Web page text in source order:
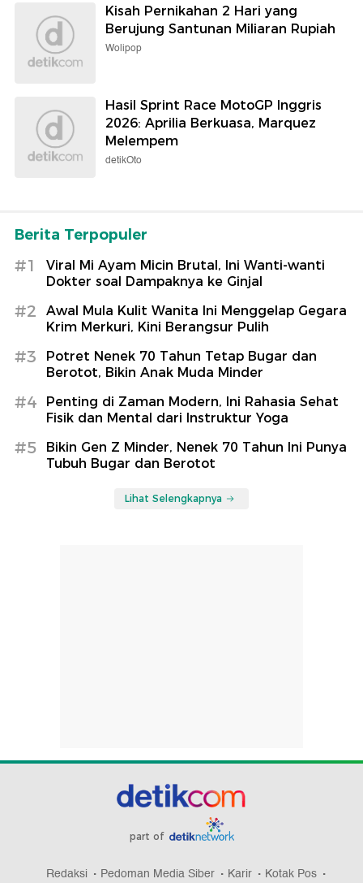
Kisah Pernikahan 2 Hari yang
Berujung Santunan Miliaran Rupiah
Wolipop
Hasil Sprint Race MotoGP Inggris
2026: Aprilia Berkuasa, Marquez
Melempem
detikOto
Berita Terpopuler
#1
Viral Mi Ayam Micin Brutal, Ini Wanti-wanti
Dokter soal Dampaknya ke Ginjal
#2
Awal Mula Kulit Wanita Ini Menggelap Gegara
Krim Merkuri, Kini Berangsur Pulih
#3
Potret Nenek 70 Tahun Tetap Bugar dan
Berotot, Bikin Anak Muda Minder
#4
Penting di Zaman Modern, Ini Rahasia Sehat
Fisik dan Mental dari Instruktur Yoga
#5
Bikin Gen Z Minder, Nenek 70 Tahun Ini Punya
Tubuh Bugar dan Berotot
Lihat Selengkapnya
part of
Redaksi Pedoman Media Siber Karir Kotak Pos